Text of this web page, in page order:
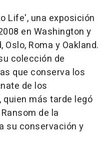
Life', una exposición
en Washington y
Roma y Oakland.
colección de
que conserva los
de los
quien más tarde legó
de la
su conservación y